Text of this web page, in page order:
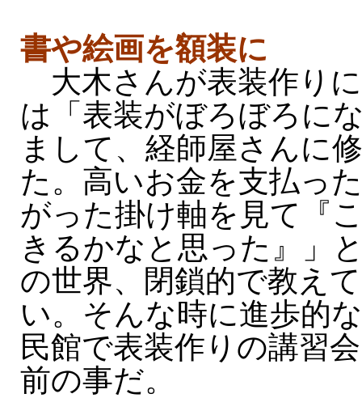
書や絵画を額装に
大木さんが表装作り
は「表装がぼろぼろに
まして、経師屋さんに
た。高いお金を支払っ
がった掛け軸を見て『
きるかなと思った』」
の世界、閉鎖的で教え
い。そんな時に進歩的
民館で表装作りの講習
前の事だ。